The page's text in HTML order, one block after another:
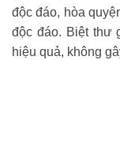
độc đáo, hòa
độc đáo. Biệt thư
hiệu quả, không